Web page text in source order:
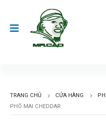
TRANG CHỦ CỬA HÀNG
PHÔ MAI CHEDDAR